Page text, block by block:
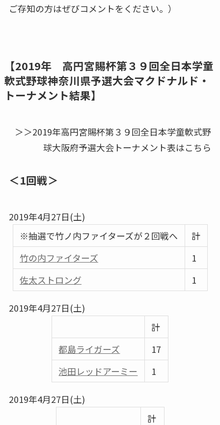
ご存知の方はぜびコメントをください。）
【2019年 高円宮賜杯第３９回全日本学童
軟式野球神奈川県予選大会マクドナルド・
トーナメント結果】
＞＞2019年高円宮賜杯第３９回全日本学童軟式野
球大阪府予選大会トーナメント表はこちら
＜1回戦＞
2019年4月27日(土)
※抽選で竹ノ内ファイターズが２回戦へ
計
竹の内ファイターズ
1
佐太ストロング
1
2019年4月27日(土)
計
都島ライガーズ
17
池田レッドアーミー
1
2019年4月27日(土)
計